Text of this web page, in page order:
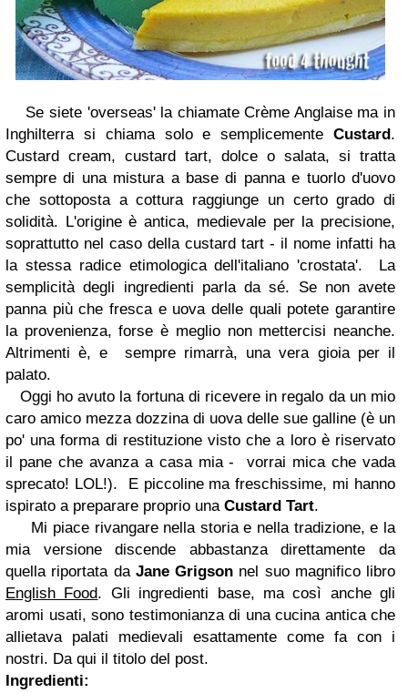
Se siete 'overseas' la chiamate Crème Anglaise ma in
Inghilterra si chiama solo e semplicemente Custard.
Custard cream, custard tart, dolce o salata, si tratta
sempre di una mistura a base di panna e tuorlo d'uovo
che sottoposta a cottura raggiunge un certo grado di
solidità. L'origine è antica, medievale per la precisione,
soprattutto nel caso della custard tart - il nome infatti ha
la stessa radice etimologica dell'italiano 'crostata'. La
semplicità degli ingredienti parla da sé. Se non avete
panna più che fresca e uova delle quali potete garantire
la provenienza, forse è meglio non mettercisi neanche.
Altrimenti è, e sempre rimarrà, una vera gioia per il
palato.
Oggi ho avuto la fortuna di ricevere in regalo da un mio
caro amico mezza dozzina di uova delle sue galline (è un
po' una forma di restituzione visto che a loro è riservato
il pane che avanza a casa mia - vorrai mica che vada
sprecato! LOL!). E piccoline ma freschissime, mi hanno
ispirato a preparare proprio una Custard Tart.
Mi piace rivangare nella storia e nella tradizione, e la
mia versione discende abbastanza direttamente da
quella riportata da Jane Grigson nel suo magnifico libro
English Food. Gli ingredienti base, ma così anche gli
aromi usati, sono testimonianza di una cucina antica che
allietava palati medievali esattamente come fa con i
nostri. Da qui il titolo del post.
Ingredienti: